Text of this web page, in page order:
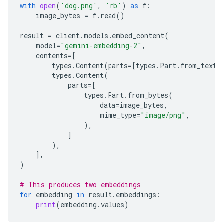
with open( 'dog.png' , 'rb' ) as f :
image_bytes = f. read()
result = client.models . embed_content(
model="gemini-embedding-2" ,
contents=[
types .Content(parts=[types . Part. from_text
types .Content(
parts=[
types . Part. from_bytes(
data=image_bytes,
mime_type="image/png" ,
),
]
),
],
)
# This produces two embeddings
for embedding in result. embeddings :
print(embedding .values)